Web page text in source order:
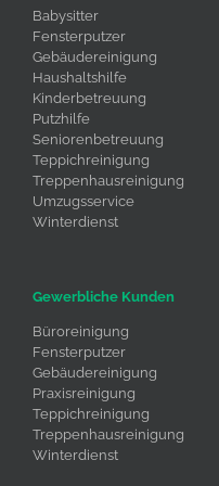
Babysitter
Fensterputzer
Gebäudereinigung
Haushaltshilfe
Kinderbetreuung
Putzhilfe
Seniorenbetreuung
Teppichreinigung
Treppenhausreinigung
Umzugsservice
Winterdienst
Gewerbliche Kunden
Büroreinigung
Fensterputzer
Gebäudereinigung
Praxisreinigung
Teppichreinigung
Treppenhausreinigung
Winterdienst